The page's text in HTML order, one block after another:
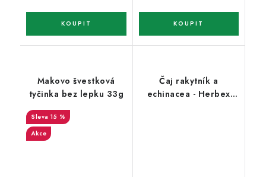
Makovo švestková
tyčinka bez lepku 33g
15 %
Akce
Čaj rakytník a
echinacea - Herbex